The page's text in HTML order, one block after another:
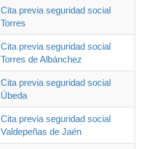
Cita previa seguridad social
Torres
Cita previa seguridad social
Torres de Albánchez
Cita previa seguridad social
Úbeda
Cita previa seguridad social
Valdepeñas de Jaén